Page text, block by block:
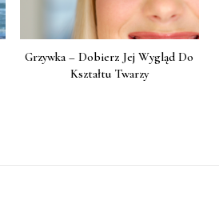
Grzywka – Dobierz Jej Wygląd Do
Kształtu Twarzy